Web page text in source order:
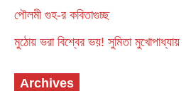
পৌলমী গুহ-র কবিতাগুচ্ছ
মুঠোয় ভরা বিশ্বের ভয়! সুমিতা মুখোপাধ্যায়
Archives